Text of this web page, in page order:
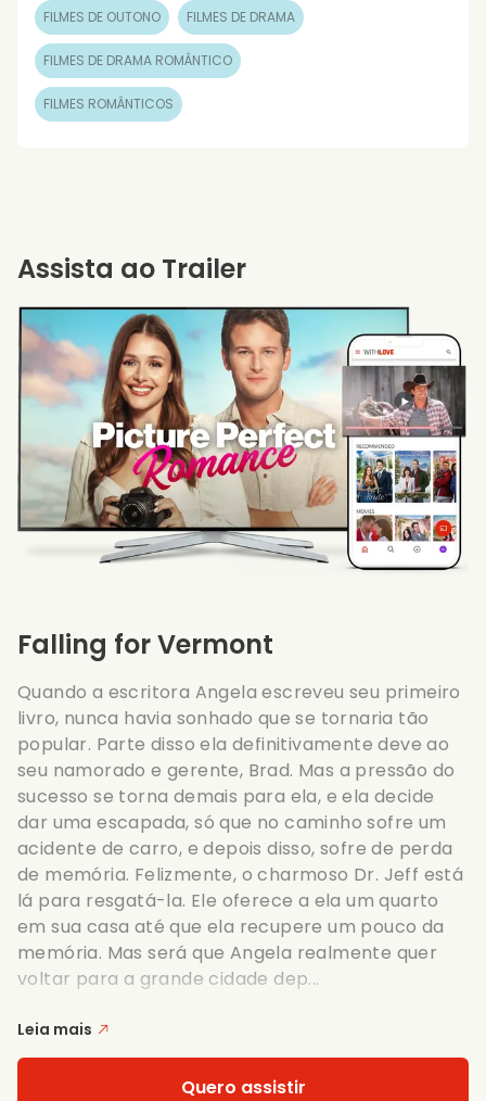
FILMES DE OUTONO FILMES DE DRAMA
FILMES DE DRAMA ROMÂNTICO
FILMES ROMÂNTICOS
Falling for Vermont
Quando a escritora Angela escreveu seu primeiro
livro, nunca havia sonhado que se tornaria tão
popular. Parte disso ela definitivamente deve ao
seu namorado e gerente, Brad. Mas a pressão do
sucesso se torna demais para ela, e ela decide
dar uma escapada, só que no caminho sofre um
acidente de carro, e depois disso, sofre de perda
de memória. Felizmente, o charmoso Dr. Jeff está
lá para resgatá-la. Ele oferece a ela um quarto
em sua casa até que ela recupere um pouco da
memória. Mas será que Angela realmente quer
voltar para a grande cidade dep...
Leia mais
Quero assistir
Assista ao Trailer